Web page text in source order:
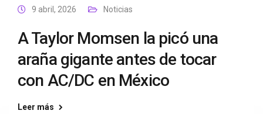
9 abril, 2026 Noticias
A Taylor Momsen la picó una
araña gigante antes de tocar
con AC/DC en México
Leer más